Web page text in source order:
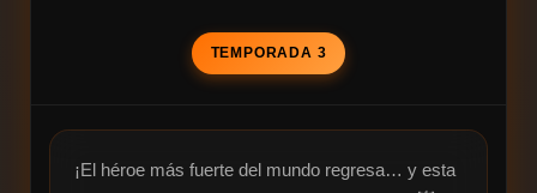
TEMPORADA 3
¡El héroe más fuerte del mundo regresa… y esta